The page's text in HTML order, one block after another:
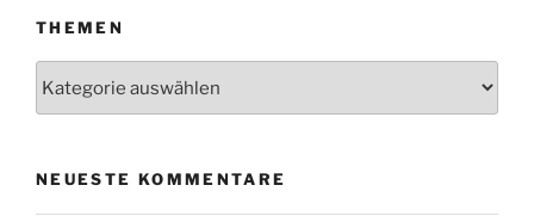
THEMEN
NEUESTE KOMMENTARE